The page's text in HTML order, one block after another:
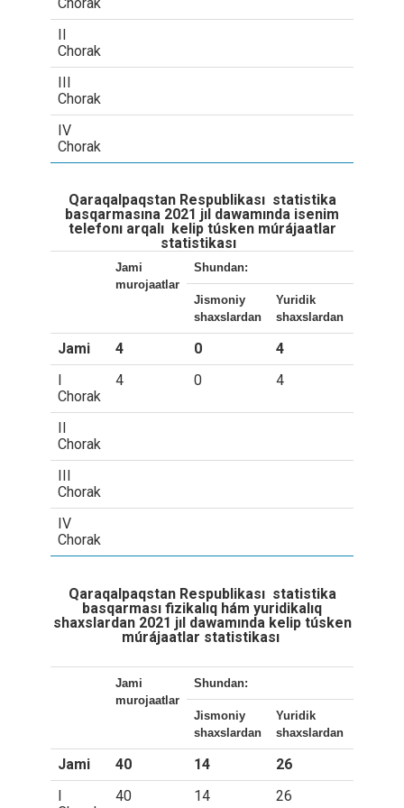
II
Chorak
III
Chorak
IV
Chorak
Qaraqalpaqstan Respublikası statistika
basqarmasına 2021 jıl dawamında isenim
telefonı arqalı kelip túsken múrájaatlar
statistikası
Jami
murojaatlar
Shundan:
Jismoniy
shaxslardan
Yuridik
shaxslardan
Jami 4 0
4
I
Chorak
4 0 4
II
Chorak
III
Chorak
IV
Chorak
Qaraqalpaqstan Respublikası statistika
basqarması fizikalıq hám yuridikalıq
shaxslardan 2021 jıl dawamında kelip túsken
múrájaatlar statistikası
Jami
murojaatlar
Shundan:
Jismoniy
shaxslardan
Yuridik
shaxslardan
Jami 40 14
26
I
40 14 26